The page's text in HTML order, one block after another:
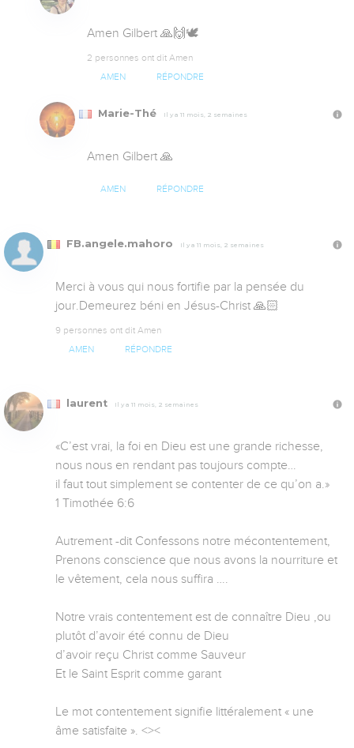
Amen Gilbert 🙏🙌🕊️
2 personnes ont dit Amen
AMEN RÉPONDRE
Marie-Thé Il y a 11 mois, 2 semaines
Amen Gilbert 🙏
AMEN RÉPONDRE
FB.angele.mahoro Il y a 11 mois, 2 semaines
Merci à vous qui nous fortifie par la pensée du
jour.Demeurez béni en Jésus-Christ 🙏🏻
9 personnes ont dit Amen
AMEN RÉPONDRE
laurent Il y a 11 mois, 2 semaines
«C’est vrai, la foi en Dieu est une grande richesse,
nous nous en rendant pas toujours compte…
il faut tout simplement se contenter de ce qu’on a.»
‭‭1 Timothée‬ ‭6‬:‭6‬ ‭
Autrement -dit Confessons notre mécontentement,
Prenons conscience que nous avons la nourriture et
le vêtement, cela nous suffira ….
Notre vrais contentement est de connaître Dieu ,ou
plutôt d’avoir été connu de Dieu
d’avoir reçu Christ comme Sauveur
Et le Saint Esprit comme garant
Le mot contentement signifie littéralement « une
âme satisfaite ». <><